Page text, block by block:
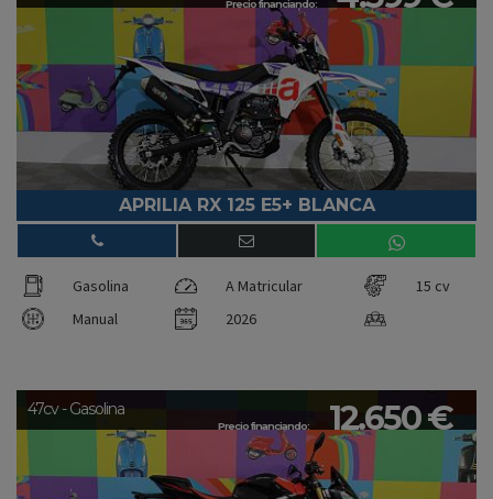
Precio financiando:
APRILIA RX 125 E5+ BLANCA
Gasolina A Matricular
15 cv
Manual
2026
Precio financiando: 12.650 €
47cv - Gasolina